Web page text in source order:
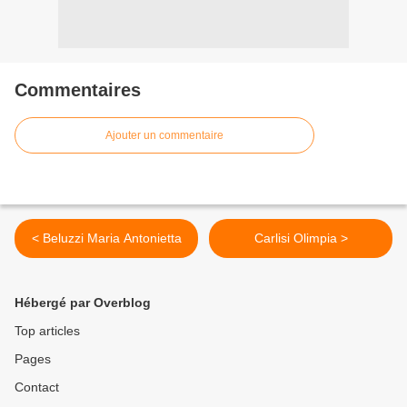
Commentaires
Ajouter un commentaire
< Beluzzi Maria Antonietta Carlisi Olimpia >
Hébergé par Overblog
Top articles
Pages
Contact